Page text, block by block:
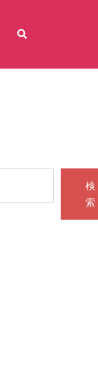
検
索
検
索